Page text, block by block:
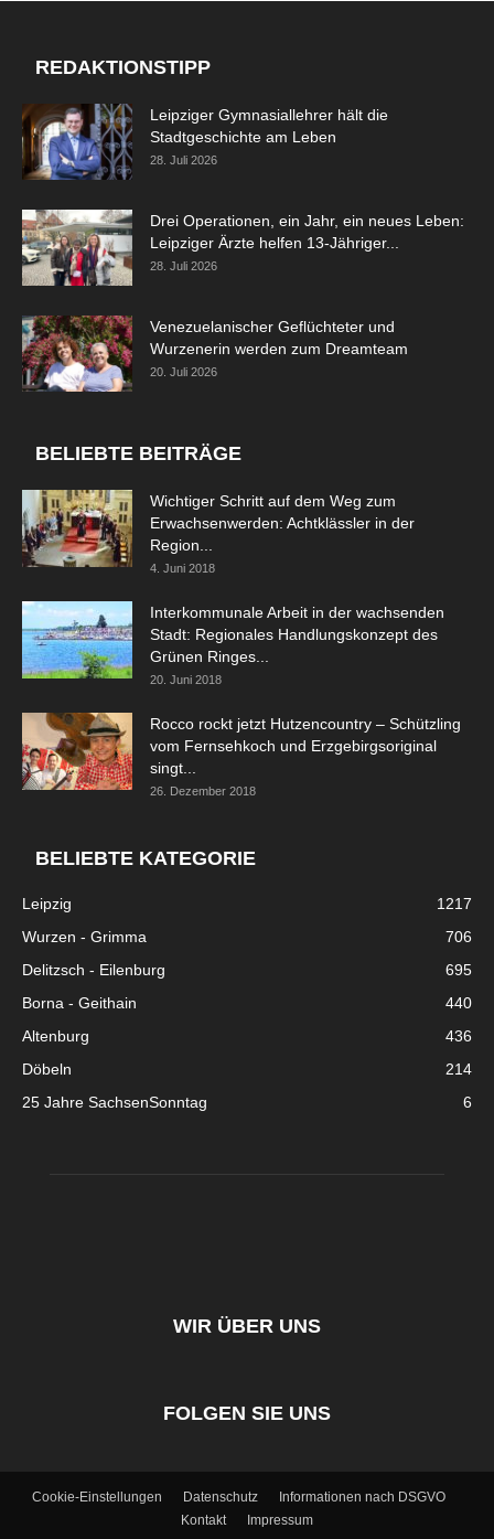
REDAKTIONSTIPP
Leipziger Gymnasiallehrer hält die
Stadtgeschichte am Leben
28. Juli 2026
Drei Operationen, ein Jahr, ein neues Leben:
Leipziger Ärzte helfen 13-Jähriger...
28. Juli 2026
Venezuelanischer Geflüchteter und
Wurzenerin werden zum Dreamteam
20. Juli 2026
BELIEBTE BEITRÄGE
Wichtiger Schritt auf dem Weg zum
Erwachsenwerden: Achtklässler in der
Region...
4. Juni 2018
Interkommunale Arbeit in der wachsenden
Stadt: Regionales Handlungskonzept des
Grünen Ringes...
20. Juni 2018
Rocco rockt jetzt Hutzencountry – Schützling
vom Fernsehkoch und Erzgebirgsoriginal
singt...
26. Dezember 2018
BELIEBTE KATEGORIE
Leipzig
1217
Wurzen - Grimma
706
Delitzsch - Eilenburg
695
Borna - Geithain
440
Altenburg
436
Döbeln
214
25 Jahre SachsenSonntag
6
WIR ÜBER UNS
FOLGEN SIE UNS
Cookie-Einstellungen Datenschutz
Informationen nach DSGVO
Kontakt
Impressum